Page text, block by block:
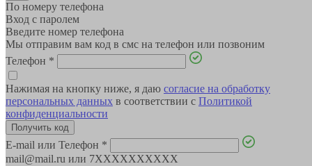
По номеру телефона
Вход с паролем
Введите номер телефона
Мы отправим вам код в смс на телефон или позвоним
Телефон *
Нажимая на кнопку ниже, я даю согласие на обработку
персональных данных в соответствии с Политикой
конфиденциальности
E-mail или Телефон *
mail@mail.ru или 7XXXXXXXXXX